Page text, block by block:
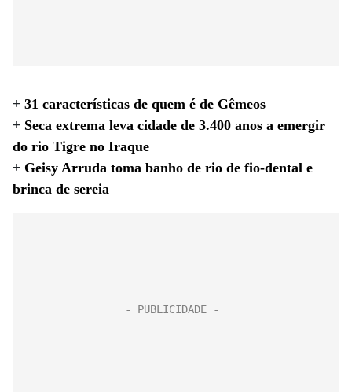
+ 31 características de quem é de Gêmeos
+ Seca extrema leva cidade de 3.400 anos a emergir
do rio Tigre no Iraque
+ Geisy Arruda toma banho de rio de fio-dental e
brinca de sereia